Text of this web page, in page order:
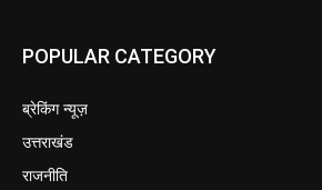
POPULAR CATEGORY
ब्रेकिंग न्यूज़
उत्तराखंड
राजनीति